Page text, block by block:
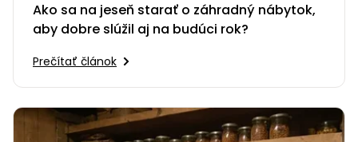
Ako sa na jeseň starať o záhradný nábytok,
aby dobre slúžil aj na budúci rok?
Prečítať článok